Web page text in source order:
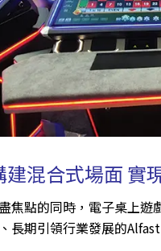
混合式場面 實
焦點的同時，電子桌上
長期引領行業發展的